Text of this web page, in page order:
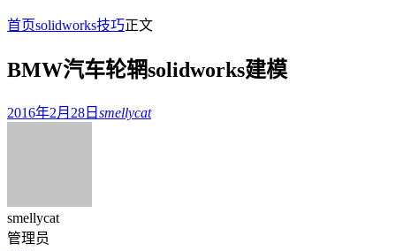
首页solidworks技巧正文
BMW汽车轮辋solidworks建模
2016年2月28日 smellycat
smellycat
管理员